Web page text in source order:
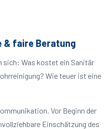
& faire Beratung
sich: Was kostet ein Sanitär
Wie teuer ist eine
Vor Beginn der
Einschätzung des